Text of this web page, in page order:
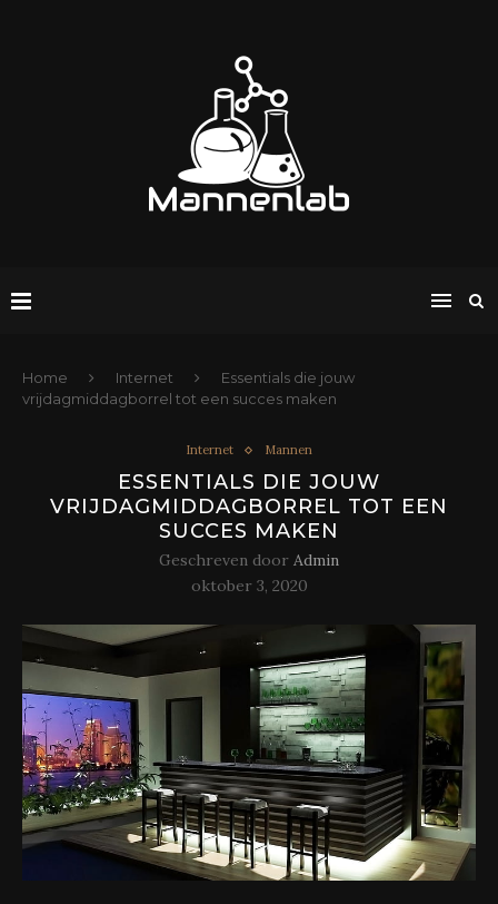
Home Internet
Essentials die jouw
vrijdagmiddagborrel tot een succes maken
Internet Mannen
ESSENTIALS DIE JOUW
VRIJDAGMIDDAGBORREL TOT EEN
SUCCES MAKEN
Geschreven door Admin
oktober 3, 2020